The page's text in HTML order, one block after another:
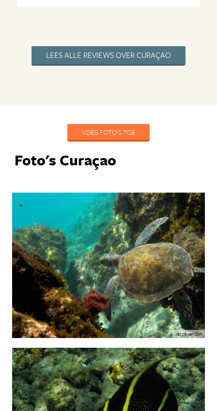
LEES ALLE REVIEWS OVER CURAÇAO
VOEG FOTO'S TOE
Foto's Curaçao
Jacco van Son